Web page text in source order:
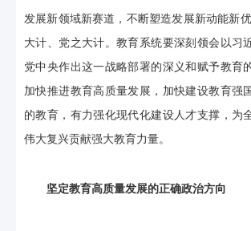
发展新领域新赛道，不断塑造发展新动能新
大计、党之大计。教育系统要深刻领会以习
党中央作出这一战略部署的深义和赋予教育
加快推进教育高质量发展，加快建设教育强
的教育，有力强化现代化建设人才支撑，为
伟大复兴贡献强大教育力量。
坚定教育高质量发展的正确政治方向